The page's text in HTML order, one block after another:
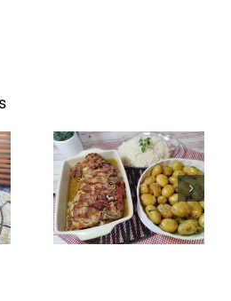
Entrecosto
italiano c/
batata a
murro e